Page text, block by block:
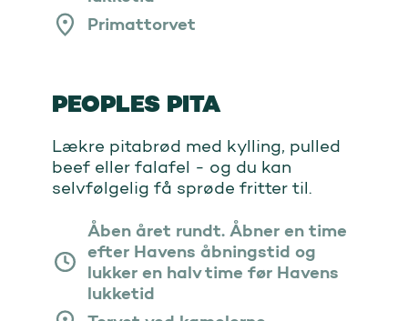
Primattorvet
PEOPLES PITA
Lækre pitabrød med kylling, pulled
beef eller falafel - og du kan
selvfølgelig få sprøde fritter til.
Åben året rundt. Åbner en time
efter Havens åbningstid og
lukker en halv time før Havens
lukketid